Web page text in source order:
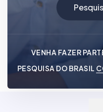
VENHA FAZER
PESQUISA DO BRASIL